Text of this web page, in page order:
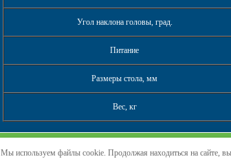
Угол наклона головы, град.
Питание
Размеры стола, мм
Вес, кг
Мы используем файлы cookie. Продолжая находиться на сайте, вы